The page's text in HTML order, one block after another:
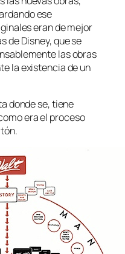
ese
eran de mejor
de Disney, que se
las obras
la existencia de un
donde se, tiene
era el proceso